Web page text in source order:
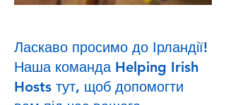
Ласкаво просимо до Ірландії!
Наша команда Helping Irish
Hosts тут, щоб допомогти